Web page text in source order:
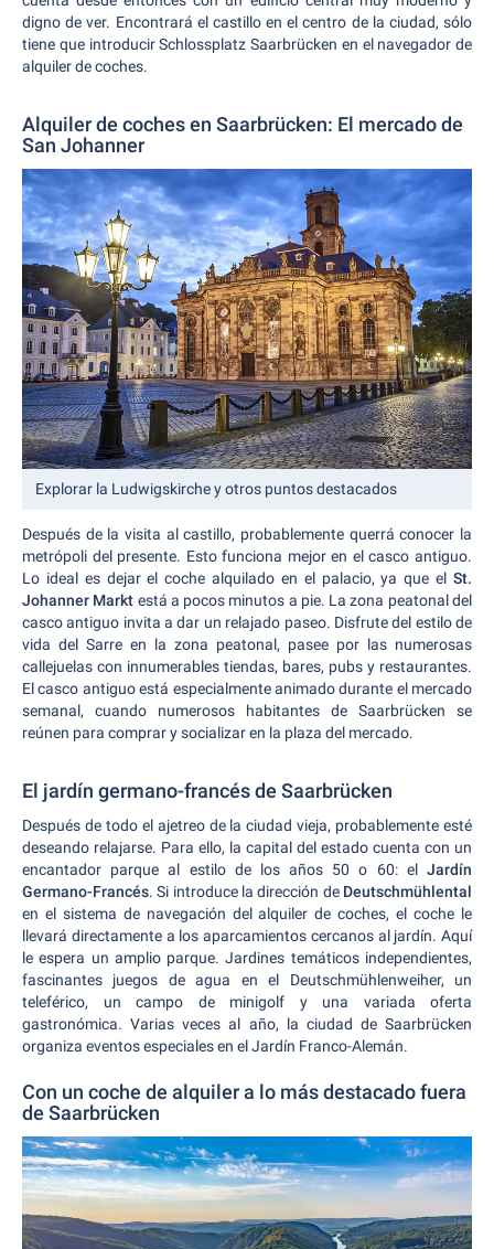
digno de ver. Encontrará el castillo en el centro de la ciudad, sólo
tiene que introducir Schlossplatz Saarbrücken en el navegador de
alquiler de coches.
Alquiler de coches en Saarbrücken: El mercado de
San Johanner
Explorar la Ludwigskirche y otros puntos destacados
Después de la visita al castillo, probablemente querrá conocer la
metrópoli del presente. Esto funciona mejor en el casco antiguo.
Lo ideal es dejar el coche alquilado en el palacio, ya que el St.
Johanner Markt está a pocos minutos a pie. La zona peatonal del
casco antiguo invita a dar un relajado paseo. Disfrute del estilo de
vida del Sarre en la zona peatonal, pasee por las numerosas
callejuelas con innumerables tiendas, bares, pubs y restaurantes.
El casco antiguo está especialmente animado durante el mercado
semanal, cuando numerosos habitantes de Saarbrücken se
reúnen para comprar y socializar en la plaza del mercado.
El jardín germano-francés de Saarbrücken
Después de todo el ajetreo de la ciudad vieja, probablemente esté
deseando relajarse. Para ello, la capital del estado cuenta con un
encantador parque al estilo de los años 50 o 60: el Jardín
Germano-Francés. Si introduce la dirección de Deutschmühlental
en el sistema de navegación del alquiler de coches, el coche le
llevará directamente a los aparcamientos cercanos al jardín. Aquí
le espera un amplio parque. Jardines temáticos independientes,
fascinantes juegos de agua en el Deutschmühlenweiher, un
teleférico, un campo de minigolf y una variada oferta
gastronómica. Varias veces al año, la ciudad de Saarbrücken
organiza eventos especiales en el Jardín Franco-Alemán.
Con un coche de alquiler a lo más destacado fuera
de Saarbrücken